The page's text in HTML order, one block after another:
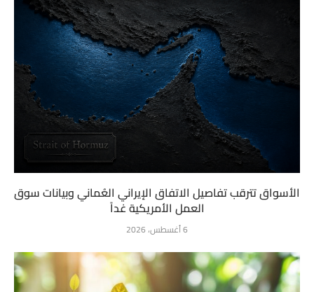
الأسواق تترقب تفاصيل الاتفاق الإيراني العُماني وبيانات سوق
العمل الأمريكية غداً
6 أغسطس، 2026